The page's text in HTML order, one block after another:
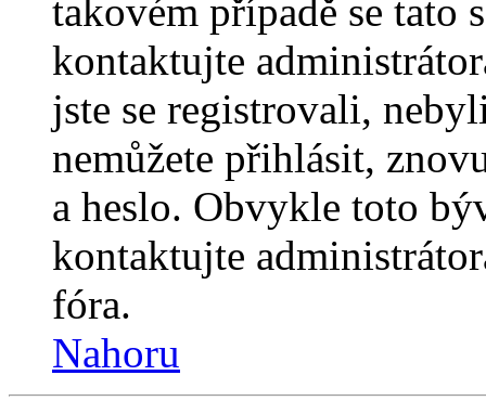
takovém případě se tato
kontaktujte
jste se registrovali,
nemůžete přihlásit,
a heslo. Obvykle toto
kontaktujte
fóra.
Nahoru